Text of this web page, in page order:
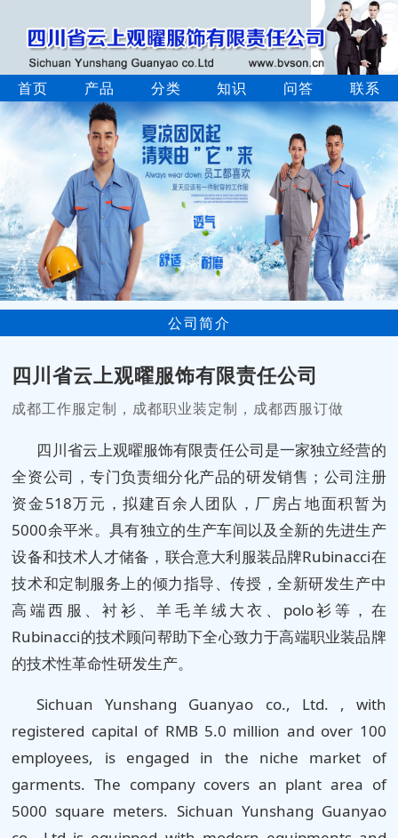
首页 产品 分类 知识 问答 联系
公司简介
四川省云上观曜服饰有限责任公司
成都工作服定制，成都职业装定制，成都西服订做
四川省云上观曜服饰有限责任公司是一家独立经营的
全资公司，专门负责细分化产品的研发销售；公司注册
资金518万元，拟建百余人团队，厂房占地面积暂为
5000余平米。具有独立的生产车间以及全新的先进生产
设备和技术人才储备，联合意大利服装品牌Rubinacci在
技术和定制服务上的倾力指导、传授，全新研发生产中
高端西服、衬衫、羊毛羊绒大衣、polo衫等，在
Rubinacci的技术顾问帮助下全心致力于高端职业装品牌
的技术性革命性研发生产。
Sichuan Yunshang Guanyao co., Ltd. , with
registered capital of RMB 5.0 million and over 100
employees, is engaged in the niche market of
garments. The company covers an plant area of
5000 square meters. Sichuan Yunshang Guanyao